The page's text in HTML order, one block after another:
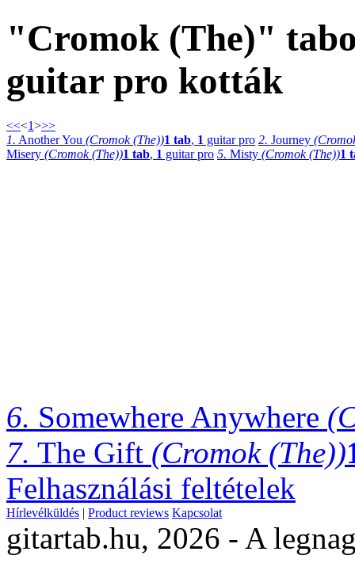
"Cromok (The)"
guitar pro kották
<<<1>>>
1. Another You (Cromok (The))1 tab, 1 guitar pro 2. Journey
Misery (Cromok (The))1 tab, 1 guitar pro 5. Misty (Cromok (The))1
6. Somewhere Anywhere
7. The Gift (Cromok (The))
Felhasználási feltételek
Hírlevélküldés | Product reviews Kapcsolat
gitartab.hu, 2026 - A